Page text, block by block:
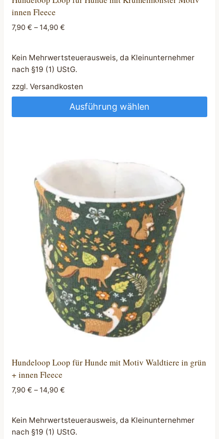
innen Fleece
7,90 € –14,90 €
Kein Mehrwertsteuerausweis, da Kleinunternehmer
nach §19 (1) UStG.
zzgl. Versandkosten
Ausführung wählen
Varianten
Optionen
können
Produktseite
Hundeloop Loop für Hunde mit Motiv Waldtiere in grün
+ innen Fleece
7,90 € –14,90 €
Kein Mehrwertsteuerausweis, da Kleinunternehmer
nach §19 (1) UStG.